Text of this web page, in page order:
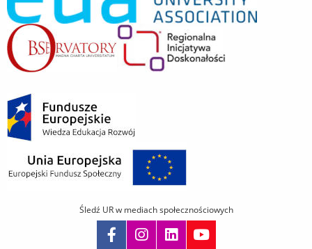
Śledź UR w mediach społecznościowych